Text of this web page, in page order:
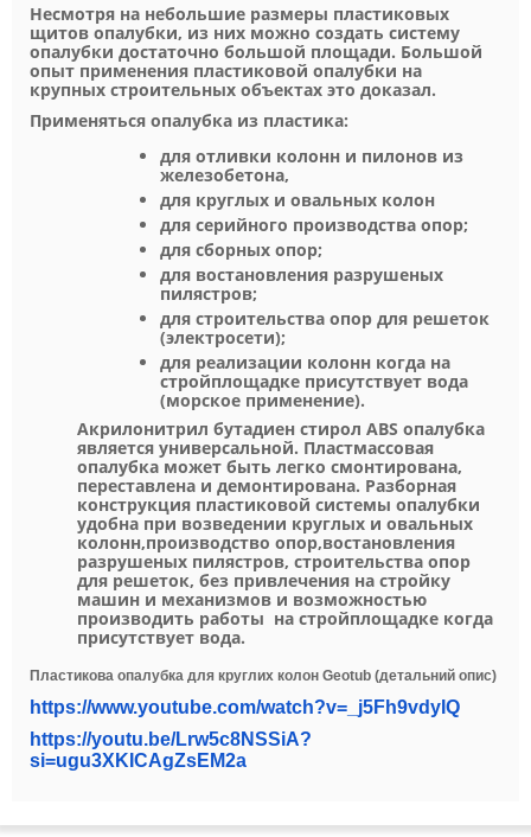
Несмотря на небольшие размеры пластиковых
щитов опалубки, из них можно создать систему
опалубки достаточно большой площади. Большой
опыт применения пластиковой опалубки на
крупных строительных объектах это доказал.
Применяться опалубка из пластика:
для отливки колонн и пилонов из
железобетона,
для круглых и овальных колон
для серийного производства опор;
для сборных опор;
для востановления разрушеных
пилястров;
для строительства опор для решеток
(электросети);
для реализации колонн когда на
стройплощадке присутствует вода
(морское применение).
Акрилонитрил бутадиен стирол ABS опалубка
является универсальной. Пластмассовая
опалубка может быть легко смонтирована,
переставлена и демонтирована. Разборная
конструкция пластиковой системы опалубки
удобна при возведении круглых и овальных
колонн,производство опор,востановления
разрушеных пилястров, строительства опор
для решеток, без привлечения на стройку
машин и механизмов и возможностью
производить работы на стройплощадке когда
присутствует вода.
Пластикова опалубка для круглих колон Geotub (детальний опис)
https://www.youtube.com/watch?v=_j5Fh9vdyIQ
https://youtu.be/Lrw5c8NSSiA?
si=ugu3XKICAgZsEM2a